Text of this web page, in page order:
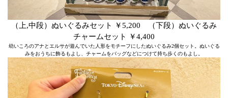
（上,中段）ぬいぐるみセット ￥5,200 （下段）ぬいぐるみ
チャームセット ￥4,400
幼いころのアナとエルサが遊んでいた人形をモチーフにしたぬいぐるみ2個セット。ぬいぐる
みをおうちに飾るもよし、チャームをバッグなどにつけて持ち歩くのもよし。